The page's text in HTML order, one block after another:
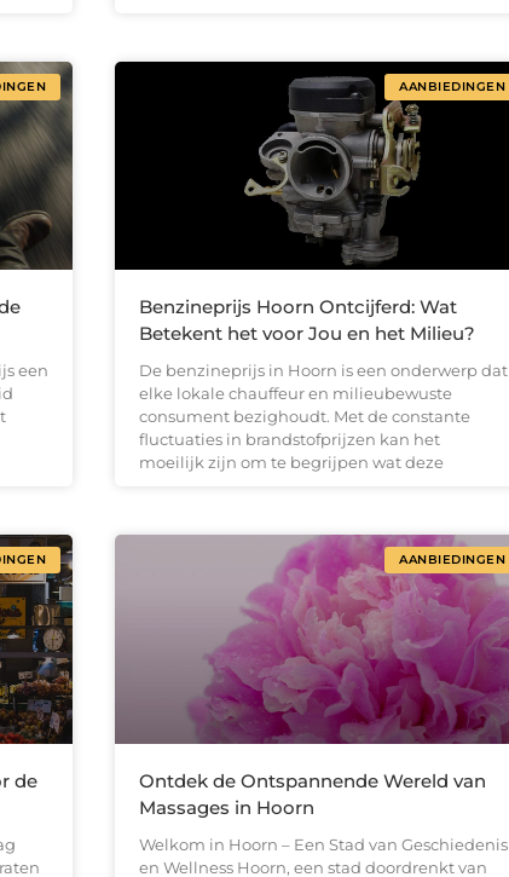
een
AANBIEDINGEN
Benzineprijs Hoorn Ontcijferd: Wat
Betekent het voor Jou en het Milieu?
De benzineprijs in Hoorn is een onderwerp dat
elke lokale chauffeur en milieubewuste
consument bezighoudt. Met de constante
fluctuaties in brandstofprijzen kan het
moeilijk zijn om te begrijpen wat deze
de
AANBIEDINGEN
Ontdek de Ontspannende Wereld van
Massages in Hoorn
Welkom in Hoorn – Een Stad van Geschiedenis
en Wellness Hoorn, een stad doordrenkt van